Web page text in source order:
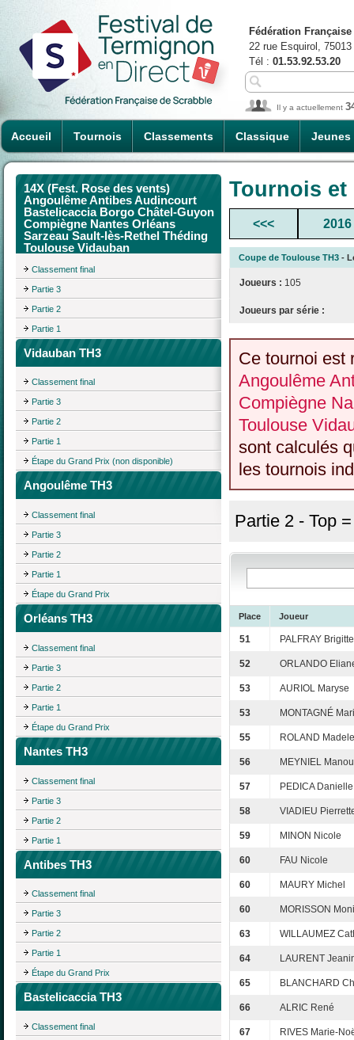
Accueil Tournois Classements Classique Jeunes
Fédération
22 rue Esquirol,
Tél : 01.53.92.53.20
Il y a actuellement
14X (Fest. Rose des vents)
Angoulême Antibes Audincourt
Bastelicaccia Borgo Châtel-Guyon
Compiègne Nantes Orléans
Sarzeau Sault-lès-Rethel Théding
Toulouse Vidauban
Classement final
Partie 3
Partie 2
Partie 1
Vidauban TH3
Classement final
Partie 3
Partie 2
Partie 1
Étape du Grand Prix (non disponible)
Angoulême TH3
Classement final
Partie 3
Partie 2
Partie 1
Étape du Grand Prix
Orléans TH3
Classement final
Partie 3
Partie 2
Partie 1
Étape du Grand Prix
Nantes TH3
Classement final
Partie 3
Partie 2
Partie 1
Antibes TH3
Classement final
Partie 3
Partie 2
Partie 1
Étape du Grand Prix
Bastelicaccia TH3
Classement final
Tournois
<<< 2016
Coupe de Toulouse TH3 -
Joueurs : 105
Joueurs par série :
Ce tournoi est
Angoulême
Compiègne
Toulouse
sont calculés
les tournois
Partie 2 - Top
Place Joueur
51 PALFRAY Brigitte
52 ORLANDO
53 AURIOL Maryse
53 MONTAGNÉ
55 ROLAND
56 MEYNIEL Manou
57 PEDICA Danielle
58 VIADIEU
59 MINON Nicole
60 FAU Nicole
60 MAURY Michel
60 MORISSON
63 WILLAUMEZ
64 LAURENT
65 BLANCHARD
66 ALRIC René
67 RIVES Marie-